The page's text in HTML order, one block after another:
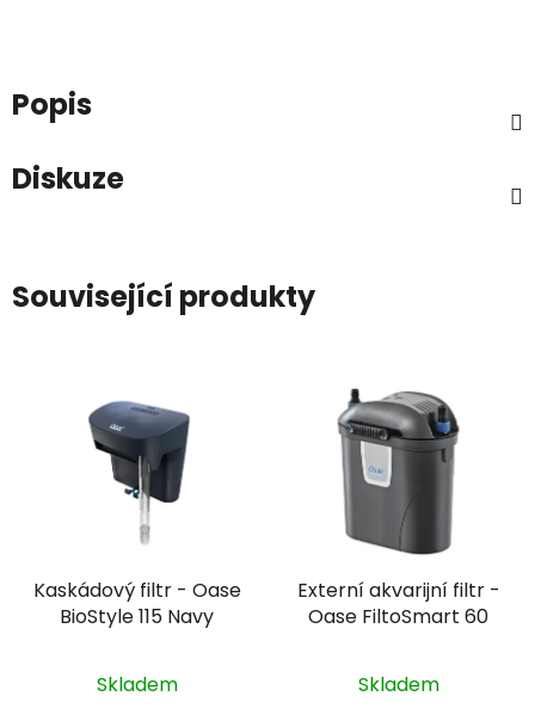
Popis
Diskuze
Související produkty
Kaskádový filtr - Oase
BioStyle 115 Navy
Skladem
Externí akvarijní filtr -
Oase FiltoSmart 60
Skladem